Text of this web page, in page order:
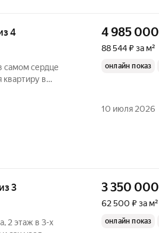
4
самом сердце
квартиру в
не холодно.
4 985 000
88 544 ₽ за м²
онлайн показ
10 июля 2026
3
х
3 350 000
62 500 ₽ за м²
онлайн показ